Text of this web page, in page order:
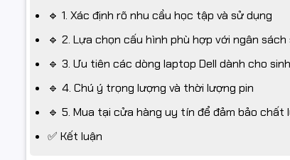
🔹 1. Xác định rõ nhu cầu học tập và sử dụng
🔹 2. Lựa chọn cấu hình phù hợp với ngân sách
🔹 3. Ưu tiên các dòng laptop Dell dành cho
🔹 4. Chú ý trọng lượng và thời lượng pin
🔹 5. Mua tại cửa hàng uy tín để đảm bảo chất
✅ Kết luận